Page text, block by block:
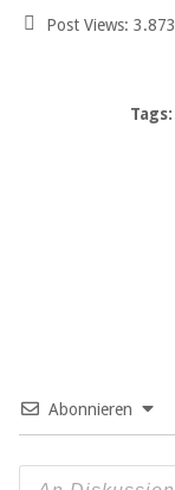
Post Views: 3.873
Tags:
Abonnieren